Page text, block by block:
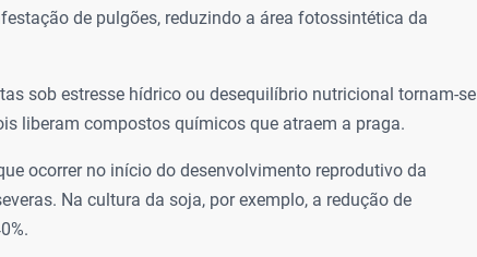
de pulgões, reduzindo a área fotossintética da
sob estresse hídrico ou desequilíbrio nutricional tornam-se
liberam compostos químicos que atraem a praga.
ocorrer no início do desenvolvimento reprodutivo da
Na cultura da soja, por exemplo, a redução de